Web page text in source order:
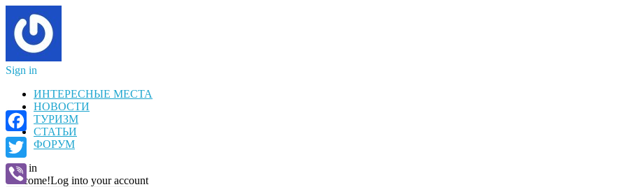
Sign in
ИНТЕРЕСНЫЕ МЕСТА
НОВОСТИ
ТУРИЗМ
СТАТЬИ
ФОРУМ
Sign in
Welcome!Log into your account
Facebook
Twitter